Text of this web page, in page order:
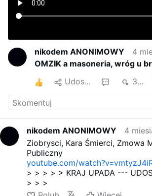
nikodem ANONIMOWY
4
OMZIK a masoneria, wróg u
Udostępnij 3 tys.
nikodem ANONIMOWY
4
Ziobrysci, Kara Śmierci, Zmowa
Publiczny
youtube.com/
> > > > > KRAJ UPADA ---
> > >